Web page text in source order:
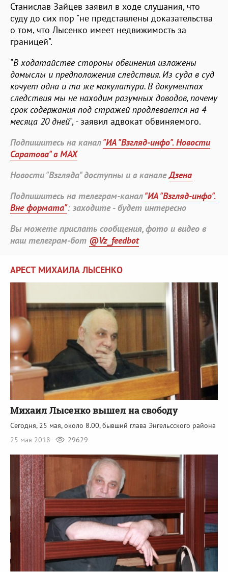
Станислав Зайцев заявил в ходе слушания, что
суду до сих пор "не представлены доказательства
о том, что Лысенко имеет недвижимость за
границей".
"В ходатайстве стороны обвинения изложены
домыслы и предположения следствия. Из суда в суд
кочует одна и та же макулатура. В документах
следствия мы не находим разумных доводов, почему
срок содержания под стражей продлевается на 4
месяца 20 дней", - заявил адвокат обвиняемого.
Подпишитесь на канал"ИА "Взгляд-инфо". Новости
Саратова" в MAX
Новости "Взгляда" доступны и в каналеДзена
Подпишитесь на телеграм-канал"ИА "Взгляд-инфо".
Вне формата": заходите - будет интересно
Вы можете прислать сообщения, фото и видео в
наш телеграм-бот @Vz_feedbot
АРЕСТ МИХАИЛА ЛЫСЕНКО
Михаил Лысенко вышел на свободу
Сегодня, 25 мая, около 8.00, бывший глава Энгельсского района
25 мая 2018
29629